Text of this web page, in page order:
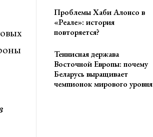
Проблемы Хаби Алонсо в
«Реале»: история
повторяется?
Теннисная держава
Восточной Европы: почему
Беларусь выращивает
чемпионок мирового уровня